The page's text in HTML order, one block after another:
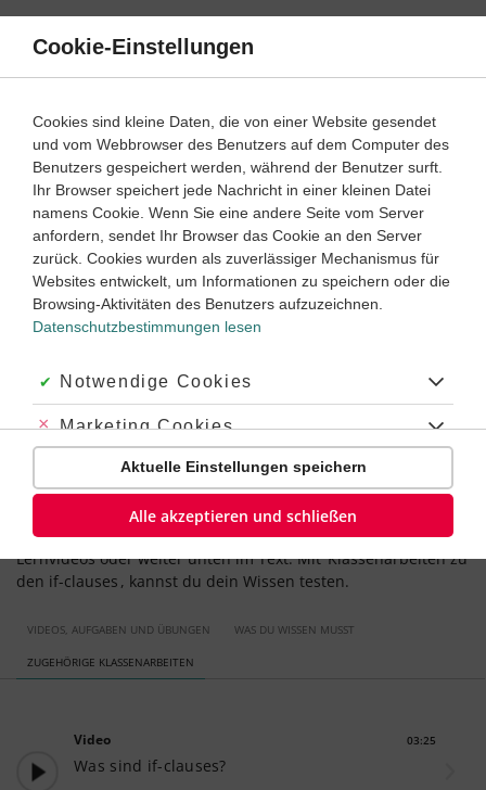
Direkt
Inhalt
Englisch 8. Klasse
If-clauses lernen
Dauer: 80 Minuten
Empfohlen von
Tutor Ryan
Was sind If-clauses?
Bezeichnungen meinen die Bedingungssätze. Sie bestehen
aus zwei Teilen: einem Nebensatz(if-clause)und einem
Hauptsatz(main clause). In denif-clausekommt die Bedingung,
in den Hauptsatz die Folge.
Im Englischen gibt es drei Typen vonif-clauses,die sich nach
Wahrscheinlichkeit unterscheiden. Was du über die drei
unterschiedlichenif-clauseswissen musst, erklären wir in den
Lernvideos oder weiter unten im Text. MitKlassenarbeiten zu
den if-clauses , kannst du dein Wissen testen.
VIDEOS, AUFGABEN UND ÜBUNGEN WAS DU WISSEN MUSST
ZUGEHÖRIGE KLASSENARBEITEN
Video 03:25
Was sind if-clauses?
Cookie-Einstellungen
Cookies sind kleine Daten, die von einer Website gesendet
und vom Webbrowser des Benutzers auf dem Computer des
Benutzers gespeichert werden, während der Benutzer surft.
Ihr Browser speichert jede Nachricht in einer kleinen Datei
namens Cookie. Wenn Sie eine andere Seite vom Server
anfordern, sendet Ihr Browser das Cookie an den Server
zurück. Cookies wurden als zuverlässiger Mechanismus für
Websites entwickelt, um Informationen zu speichern oder die
Browsing-Aktivitäten des Benutzers aufzuzeichnen.
Datenschutzbestimmungen lesen
Akzeptiert:
Notwendige Cookies
Abgelehnt:
Marketing Cookies
Abgelehnt:
Personalisierungs-Cookies
Aktuelle Einstellungen speichern
Alle akzeptieren und schließen